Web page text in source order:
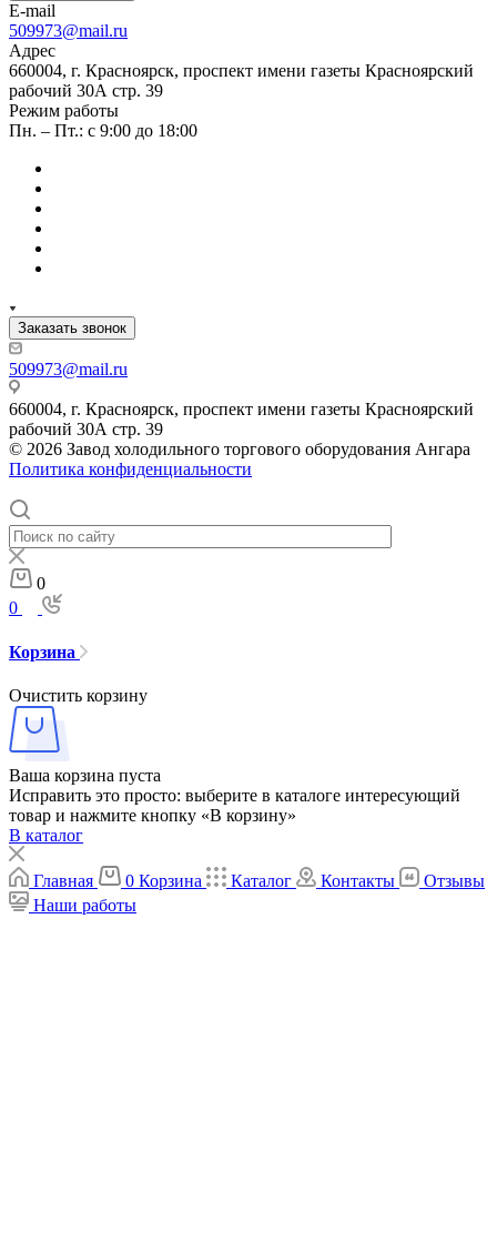
E-mail
509973@mail.ru
Адрес
660004, г. Красноярск, проспект имени газеты Красноярский
рабочий 30А стр. 39
Режим работы
Пн. – Пт.: с 9:00 до 18:00
Заказать звонок
509973@mail.ru
660004, г. Красноярск, проспект имени газеты Красноярский
рабочий 30А стр. 39
© 2026 Завод холодильного торгового оборудования Ангара
Политика конфиденциальности
0
0
Корзина
Очистить корзину
Ваша корзина пуста
Исправить это просто: выберите в каталоге интересующий
товар и нажмите кнопку «В корзину»
В каталог
Главная 0 Корзина Каталог Контакты
Отзывы
Наши работы